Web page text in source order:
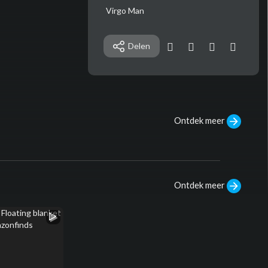
⁣Virgo Man
Delen
Ontdek meer
Ontdek meer